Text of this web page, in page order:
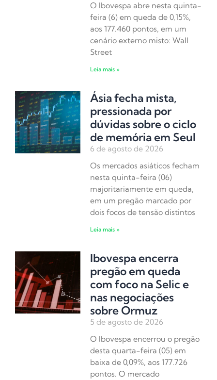
O Ibovespa abre nesta quinta-
feira (6) em queda de 0,15%,
aos 177.460 pontos, em um
cenário externo misto: Wall
Street
Leia mais »
Ásia fecha mista,
pressionada por
dúvidas sobre o ciclo
de memória em Seul
6 de agosto de 2026
Os mercados asiáticos fecham
nesta quinta-feira (06)
majoritariamente em queda,
em um pregão marcado por
dois focos de tensão distintos
Leia mais »
Ibovespa encerra
pregão em queda
com foco na Selic e
nas negociações
sobre Ormuz
5 de agosto de 2026
O Ibovespa encerrou o pregão
desta quarta-feira (05) em
baixa de 0,09%, aos 177.726
pontos. O mercado